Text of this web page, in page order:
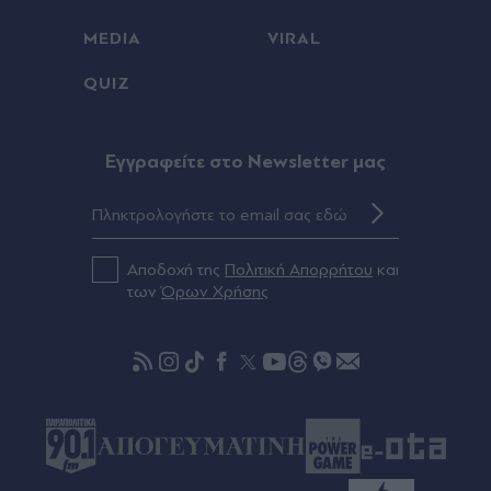
Πριν 31 λεπτά
ΝΕΟΜ (Βίντεο)
Πριν 37 λεπτά
Ουκρανία: Υπό ρωσικό έλεγχο δύο χωριά - Πέντε
νεκροί σε εκατέρωθεν πλήγματα
MEDIA VIRAL
QUIZ
Eγγραφείτε στο Newsletter μας
Αποδοχή της Πολιτική Απορρήτου και
τωνΌρων Χρήσης